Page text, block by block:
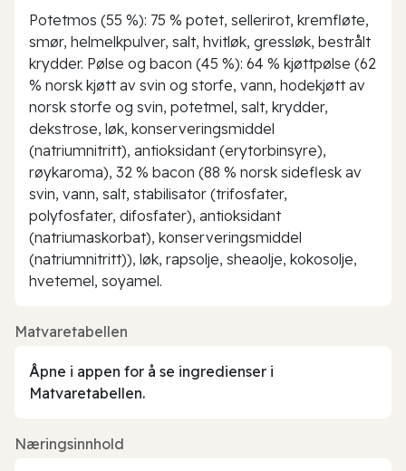
Potetmos (55 %): 75 % potet, sellerirot, kremfløte,
smør, helmelkpulver, salt, hvitløk, gressløk, bestrålt
krydder. Pølse og bacon (45 %): 64 % kjøttpølse (62
% norsk kjøtt av svin og storfe, vann, hodekjøtt av
norsk storfe og svin, potetmel, salt, krydder,
dekstrose, løk, konserveringsmiddel
(natriumnitritt), antioksidant (erytorbinsyre),
røykaroma), 32 % bacon (88 % norsk sideflesk av
svin, vann, salt, stabilisator (trifosfater,
polyfosfater, difosfater), antioksidant
(natriumaskorbat), konserveringsmiddel
(natriumnitritt)), løk, rapsolje, sheaolje, kokosolje,
hvetemel, soyamel.
Matvaretabellen
Åpne i appen for å se ingredienser i
Matvaretabellen.
Næringsinnhold